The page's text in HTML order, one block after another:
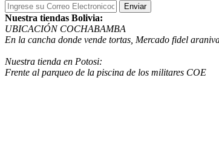
Enviar
Nuestra tiendas Bolivia:
UBICACIÓN COCHABAMBA
En la cancha donde vende tortas, Mercado fidel
Nuestra tienda en Potosi:
Frente al parqueo de la piscina de los militares COE